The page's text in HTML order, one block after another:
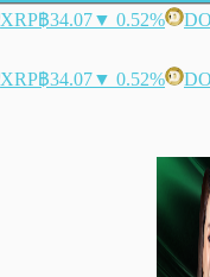
XRP฿34.07▼ 0.52%
XRP฿34.07▼ 0.52%